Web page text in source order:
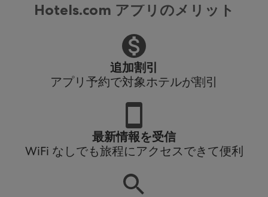
Hotels.com アプリのメリット
追加割引
アプリ予約で対象ホテルが割引
最新情報を受信
WiFi なしでも旅程にアクセスできて便利